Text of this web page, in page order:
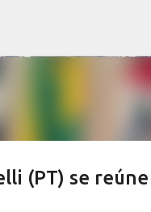
(PT) se